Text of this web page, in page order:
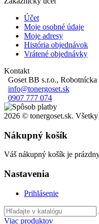
Účet
Moje osobné údaje
Moje adresy
História objednávok
Vrátené objednávky
Kontakt
Goset BB s.r.o.,
info@tonergoset.sk
0907 777 074
2026 © tonergoset.sk.
Nákupný košík
Váš nákupný košík je
Nastavenia
Prihlásenie
Viac produktov